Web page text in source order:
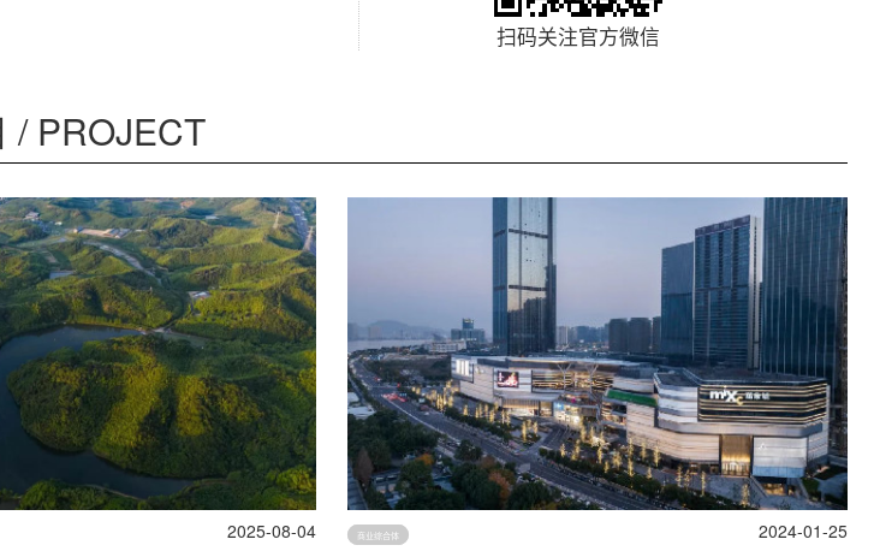
扫码关注官方微信
/ PROJECT
2025-08-04 商业综合体 2024-01-25